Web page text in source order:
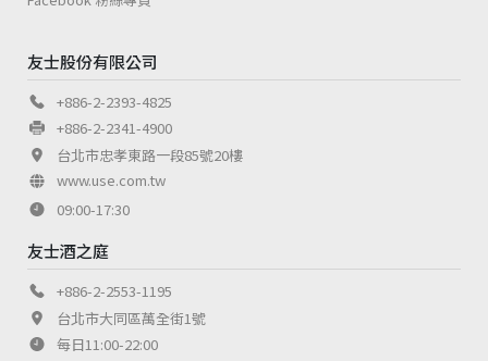
友士股份有限公司
+886-2-2393-4825
+886-2-2341-4900
台北市忠孝東路一段85號20樓
www.use.com.tw
09:00-17:30
友士酒之庭
+886-2-2553-1195
台北市大同區萬全街1號
每日11:00-22:00